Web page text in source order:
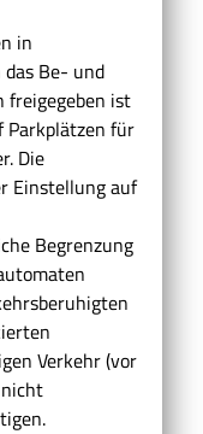
in
Be- und
freigegeben ist
Parkplätzen für
Die
Einstellung auf
Begrenzung
Verkehr (vor